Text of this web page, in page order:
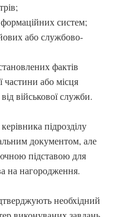
систем;
або службово-
фактів
частини або місця
військової служби.
підрозділу
документом, але
підставою для
на нагородження.
необхідний